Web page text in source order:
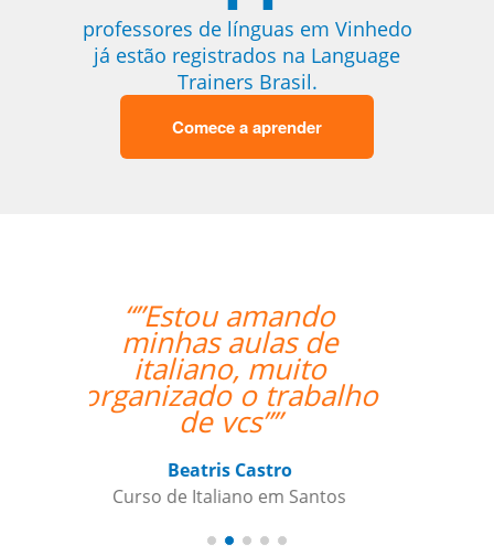
professores de línguas em Vinhedo
já estão registrados na Language
Trainers Brasil.
Comece a aprender
“” Destaco o trabalho
do Professor Enrico,
que sempre foi
extremamente
pontual.””
Reginaldo Pontirolli
Curso de Italiano em Guarulhos,
Force Base, São Paulo (Força Aérea